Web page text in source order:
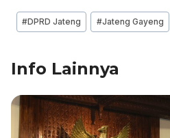
c
e
b
o
o
k
k
e
n
at
s
p
e
gr
Post
Tags:
#DPRD Jateng #Jateng Gayeng
Info Lainnya